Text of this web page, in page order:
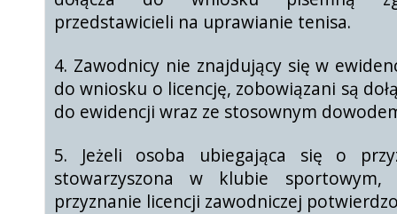
przedstawicieli na uprawianie tenisa.
4. Zawodnicy nie znajdujący się w
do wniosku o licencję, zobowiązani są
do ewidencji wraz ze stosownym
5. Jeżeli osoba ubiegająca się o
stowarzyszona w klubie
przyznanie licencji zawodniczej